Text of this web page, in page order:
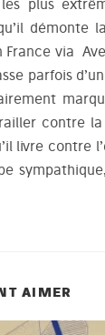
plus
démonte
France via
parfois
contre
livre contre
AIMER